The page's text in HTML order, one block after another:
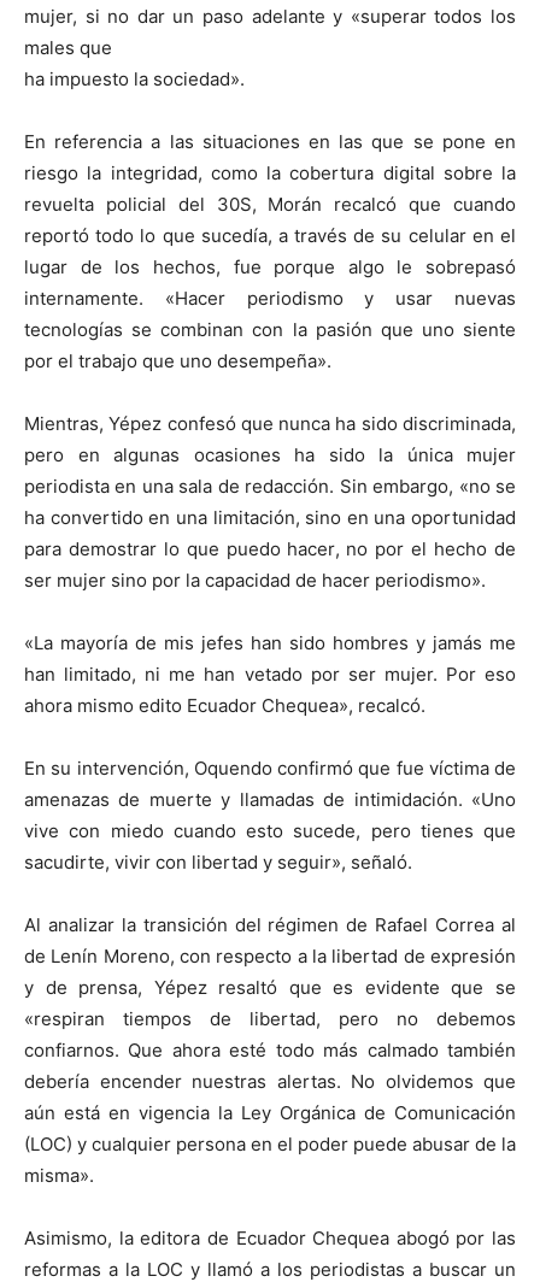
mujer, si no dar un paso adelante y «superar todos los
males que
ha impuesto la sociedad».
En referencia a las situaciones en las que se pone en
riesgo la integridad, como la cobertura digital sobre la
revuelta policial del 30S, Morán recalcó que cuando
reportó todo lo que sucedía, a través de su celular en el
lugar de los hechos, fue porque algo le sobrepasó
internamente. «Hacer periodismo y usar nuevas
tecnologías se combinan con la pasión que uno siente
por el trabajo que uno desempeña».
Mientras, Yépez confesó que nunca ha sido discriminada,
pero en algunas ocasiones ha sido la única mujer
periodista en una sala de redacción. Sin embargo, «no se
ha convertido en una limitación, sino en una oportunidad
para demostrar lo que puedo hacer, no por el hecho de
ser mujer sino por la capacidad de hacer periodismo».
«La mayoría de mis jefes han sido hombres y jamás me
han limitado, ni me han vetado por ser mujer. Por eso
ahora mismo edito Ecuador Chequea», recalcó.
En su intervención, Oquendo confirmó que fue víctima de
amenazas de muerte y llamadas de intimidación. «Uno
vive con miedo cuando esto sucede, pero tienes que
sacudirte, vivir con libertad y seguir», señaló.
Al analizar la transición del régimen de Rafael Correa al
de Lenín Moreno, con respecto a la libertad de expresión
y de prensa, Yépez resaltó que es evidente que se
«respiran tiempos de libertad, pero no debemos
confiarnos. Que ahora esté todo más calmado también
debería encender nuestras alertas. No olvidemos que
aún está en vigencia la Ley Orgánica de Comunicación
(LOC) y cualquier persona en el poder puede abusar de la
misma».
Asimismo, la editora de Ecuador Chequea abogó por las
reformas a la LOC y llamó a los periodistas a buscar un